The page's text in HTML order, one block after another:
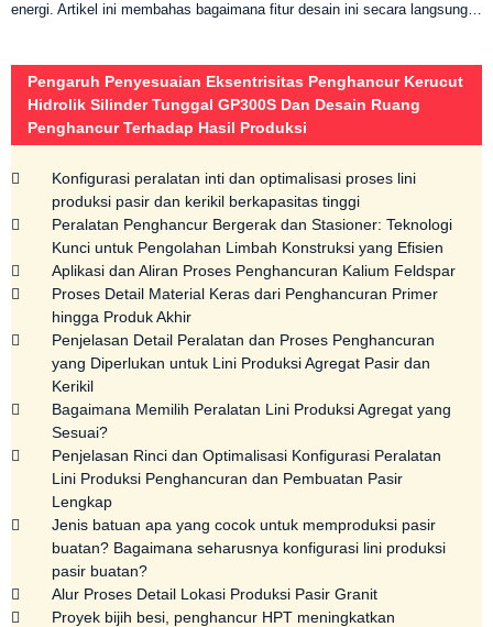
energi. Artikel ini membahas bagaimana fitur desain ini secara langsung…
Pengaruh Penyesuaian Eksentrisitas Penghancur Kerucut
Hidrolik Silinder Tunggal GP300S Dan Desain Ruang
Penghancur Terhadap Hasil Produksi
Konfigurasi peralatan inti dan optimalisasi proses lini
produksi pasir dan kerikil berkapasitas tinggi
Peralatan Penghancur Bergerak dan Stasioner: Teknologi
Kunci untuk Pengolahan Limbah Konstruksi yang Efisien
Aplikasi dan Aliran Proses Penghancuran Kalium Feldspar
Proses Detail Material Keras dari Penghancuran Primer
hingga Produk Akhir
Penjelasan Detail Peralatan dan Proses Penghancuran
yang Diperlukan untuk Lini Produksi Agregat Pasir dan
Kerikil
Bagaimana Memilih Peralatan Lini Produksi Agregat yang
Sesuai?
Penjelasan Rinci dan Optimalisasi Konfigurasi Peralatan
Lini Produksi Penghancuran dan Pembuatan Pasir
Lengkap
Jenis batuan apa yang cocok untuk memproduksi pasir
buatan? Bagaimana seharusnya konfigurasi lini produksi
pasir buatan?
Alur Proses Detail Lokasi Produksi Pasir Granit
Proyek bijih besi, penghancur HPT meningkatkan